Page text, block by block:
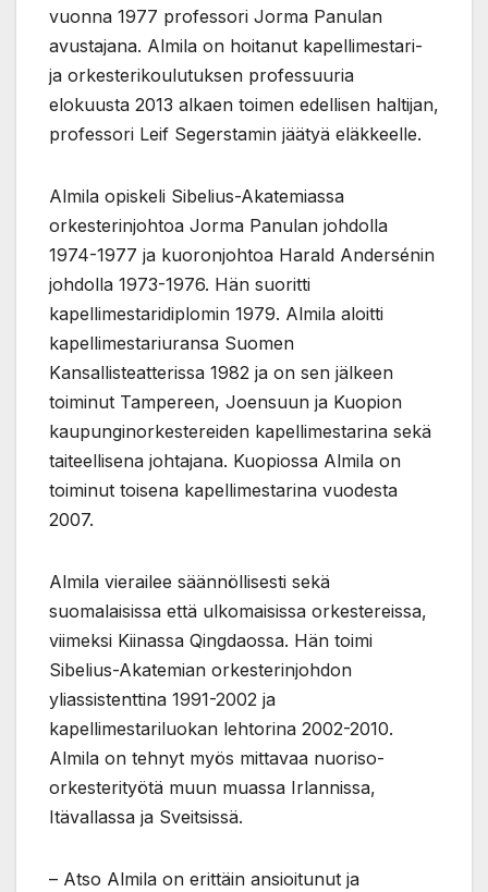
vuonna 1977 professori Jorma Panulan
avustajana. Almila on hoitanut kapellimestari-
ja orkesterikoulutuksen professuuria
elokuusta 2013 alkaen toimen edellisen haltijan,
professori Leif Segerstamin jäätyä eläkkeelle.
Almila opiskeli Sibelius-Akatemiassa
orkesterinjohtoa Jorma Panulan johdolla
1974-1977 ja kuoronjohtoa Harald Andersénin
johdolla 1973-1976. Hän suoritti
kapellimestaridiplomin 1979. Almila aloitti
kapellimestariuransa Suomen
Kansallisteatterissa 1982 ja on sen jälkeen
toiminut Tampereen, Joensuun ja Kuopion
kaupunginorkestereiden kapellimestarina sekä
taiteellisena johtajana. Kuopiossa Almila on
toiminut toisena kapellimestarina vuodesta
2007.
Almila vierailee säännöllisesti sekä
suomalaisissa että ulkomaisissa orkestereissa,
viimeksi Kiinassa Qingdaossa. Hän toimi
Sibelius-Akatemian orkesterinjohdon
yliassistenttina 1991-2002 ja
kapellimestariluokan lehtorina 2002-2010.
Almila on tehnyt myös mittavaa nuoriso-
orkesterityötä muun muassa Irlannissa,
Itävallassa ja Sveitsissä.
– Atso Almila on erittäin ansioitunut ja